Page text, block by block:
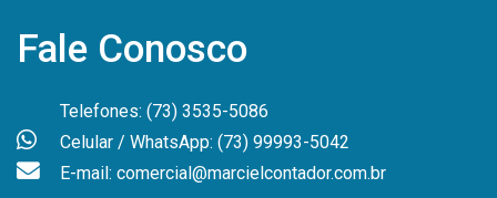
Fale Conosco
Telefones: (73) 3535-5086
Celular / WhatsApp: (73) 99993-5042
E-mail: comercial@marcielcontador.com.br